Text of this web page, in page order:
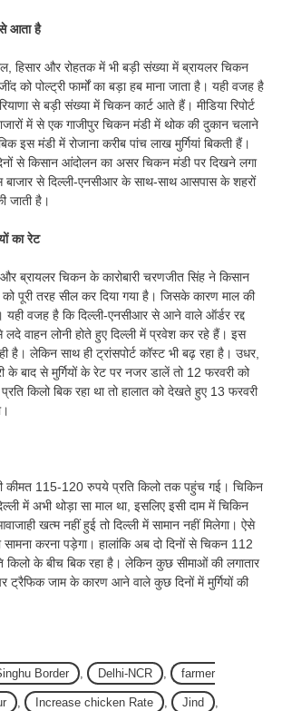
आता है
हिसार और रोहतक में भी बड़ी संख्या में ब्रायलर चिकन
को पोल्ट्री फार्मों का बड़ा हब माना जाता है। यही वजह है
से बड़ी संख्या में चिकन कार्ट आते हैं। मीडिया रिपोर्ट
में से एक गाजीपुर चिकन मंडी में थोक की दुकान चलाने
इस मंडी में रोजाना करीब पांच लाख मुर्गियां बिकती हैं।
से किसान आंदोलन का असर चिकन मंडी पर दिखने लगा
बाजार से दिल्ली-एनसीआर के साथ-साथ आसपास के शहरों
जाती है।
का रेट
ब्रायलर चिकन के कारोबारी चरणजीत सिंह ने किसान
को पूरी तरह सील कर दिया गया है। जिसके कारण माल की
यही वजह है कि दिल्ली-एनसीआर से आने वाले ऑर्डर रद्द
वाहन लोनी होते हुए दिल्ली में प्रवेश कर रहे हैं। इस
है। लेकिन साथ ही ट्रांसपोर्ट कॉस्ट भी बढ़ रहा है। उधर,
के बाद से मुर्गियों के रेट पर नजर डालें तो 12 फरवरी को
किलो बिक रहा था तो हालात को देखते हुए 13 फरवरी
कीमत 115-120 रुपये प्रति किलो तक पहुंच गई। चिकिन
में अभी थोड़ा सा माल था, इसलिए इसी दाम में चिकिन
खत्म नहीं हुई तो दिल्ली में सामान नहीं मिलेगा। ऐसे
सामना करना पड़ेगा। हालांकि अब दो दिनों से चिकन 112
के बीच बिक रहा है। लेकिन कुछ सीमाओं की लगातार
ट्रैफिक जाम के कारण आने वाले कुछ दिनों में मुर्गियों की
Border , Delhi-NCR , farmer
, Increase chicken Rate , Jind ,